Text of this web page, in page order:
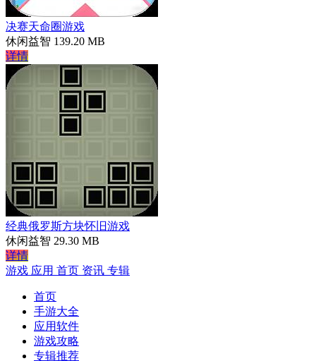
决赛天命圈游戏
休闲益智 139.20 MB
详情
经典俄罗斯方块怀旧游戏
休闲益智 29.30 MB
详情
游戏 应用 首页 资讯 专辑
首页
手游大全
应用软件
游戏攻略
专辑推荐